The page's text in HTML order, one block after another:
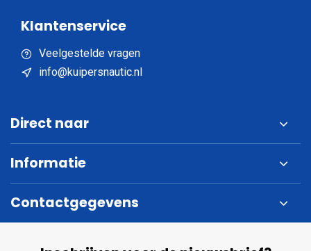
Klantenservice
Veelgestelde vragen
info@kuipersnautic.nl
Direct naar
Informatie
Contactgegevens